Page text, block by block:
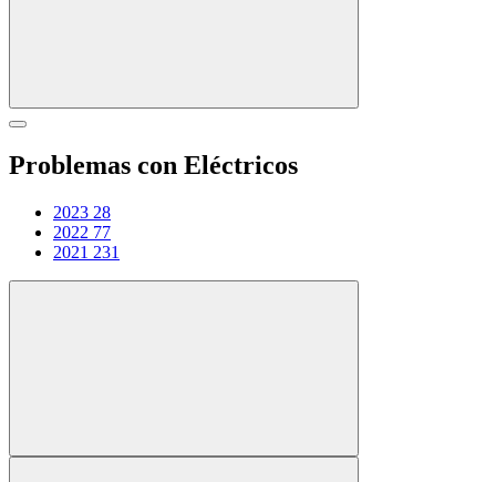
Problemas con Eléctricos
2023 28
2022 77
2021 231